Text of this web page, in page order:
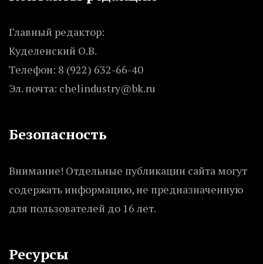
Главный редактор:
Куделенский О.В.
Телефон: 8 (922) 632-66-40
Эл. почта: chelindustry@bk.ru
Безопасность
Внимание! Отдельные публикации сайта могут
содержать информацию, не предназначенную
для пользователей до 16 лет.
Ресурсы